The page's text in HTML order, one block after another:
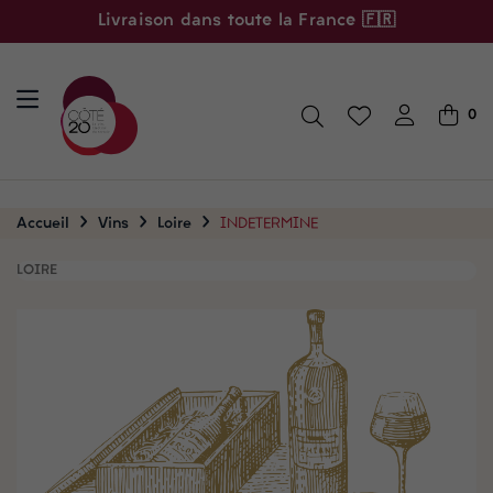
Livraison dans toute la France 🇫🇷
0
Accueil Vins Loire INDETERMINE
LOIRE